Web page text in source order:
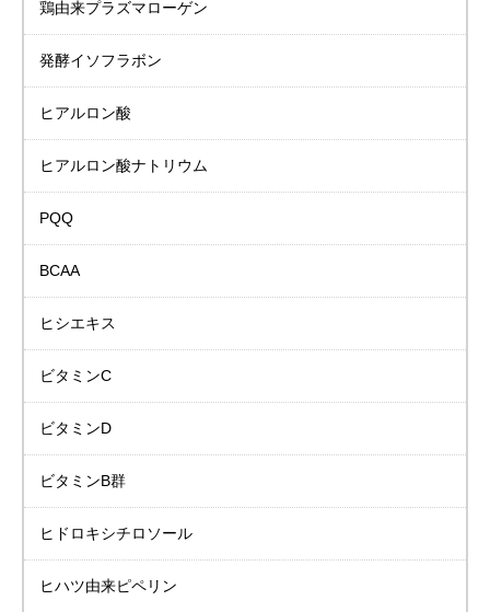
鶏由来プラズマローゲン
発酵イソフラボン
ヒアルロン酸
ヒアルロン酸ナトリウム
PQQ
BCAA
ヒシエキス
ビタミンC
ビタミンD
ビタミンB群
ヒドロキシチロソール
ヒハツ由来ピペリン